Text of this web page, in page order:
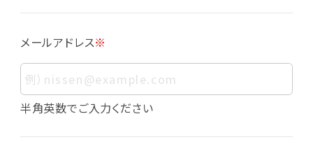
す。また、その情報のみでは識別できない場合で
も、他の情報と容易に照合することで、結果的に
お客様個人を識別できるものも個人情報に含ま
れます。
個人情報の利用目的について
メールアドレス※
半角英数でご入力ください